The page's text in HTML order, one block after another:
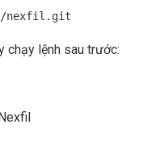
nexfil.git
chạy lệnh sau trước: